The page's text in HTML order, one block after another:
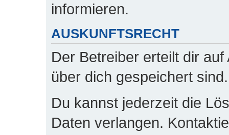
informieren.
AUSKUNFTSRECHT
Der Betreiber erteilt dir
über dich gespeichert sind.
Du kannst jederzeit die
Daten verlangen.